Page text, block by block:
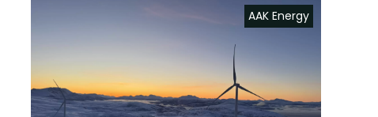
AAK Energy